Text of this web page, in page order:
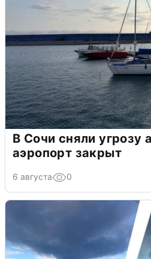
В Сочи сняли угрозу
аэропорт закрыт
6 августа 0